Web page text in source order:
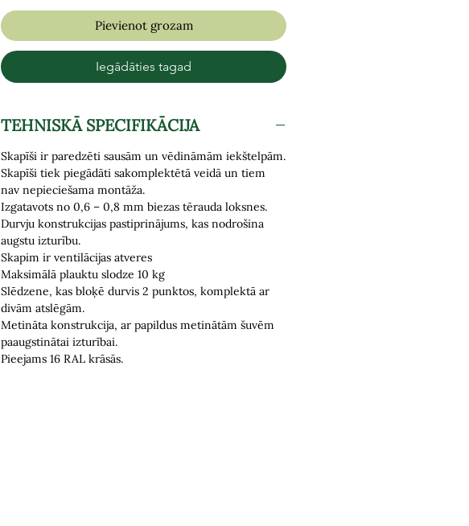
Pievienot grozam
Iegādāties tagad
TEHNISKĀ SPECIFIKĀCIJA
Skapīši ir paredzēti sausām un vēdināmām iekštelpām.
Skapīši tiek piegādāti sakomplektētā veidā un tiem
nav nepieciešama montāža.
Izgatavots no 0,6 – 0,8 mm biezas tērauda loksnes.
Durvju konstrukcijas pastiprinājums, kas nodrošina
augstu izturību.
Skapim ir ventilācijas atveres
Maksimālā plauktu slodze 10 kg
Slēdzene, kas bloķē durvis 2 punktos, komplektā ar
divām atslēgām.
Metināta konstrukcija, ar papildus metinātām šuvēm
paaugstinātai izturībai.
Pieejams 16 RAL krāsās.